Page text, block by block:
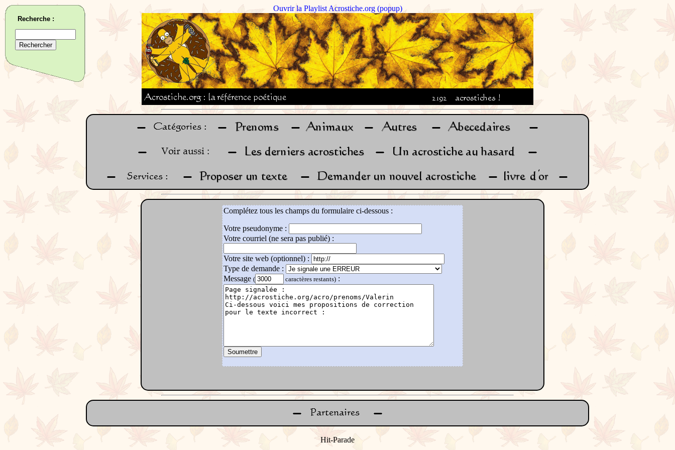
Ouvrir la Playlist Acrostiche.org (popup)
Complétez tous les champs du formulaire ci-dessous :
Votre pseudonyme :
Votre courriel (ne sera pas publié) :
Votre site web (optionnel) :
Type de demande :
Message ( caractères restants) :
Recherche :